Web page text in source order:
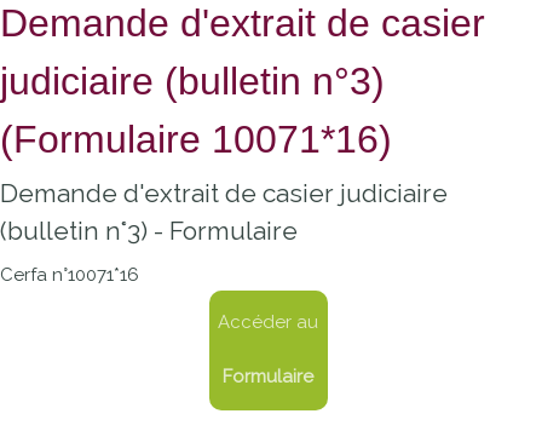
Demande d'extrait de casier
judiciaire (bulletin n°3)
(Formulaire 10071*16)
Demande d'extrait de casier judiciaire
(bulletin n°3) - Formulaire
Cerfa n°10071*16
Accéder au
Formulaire